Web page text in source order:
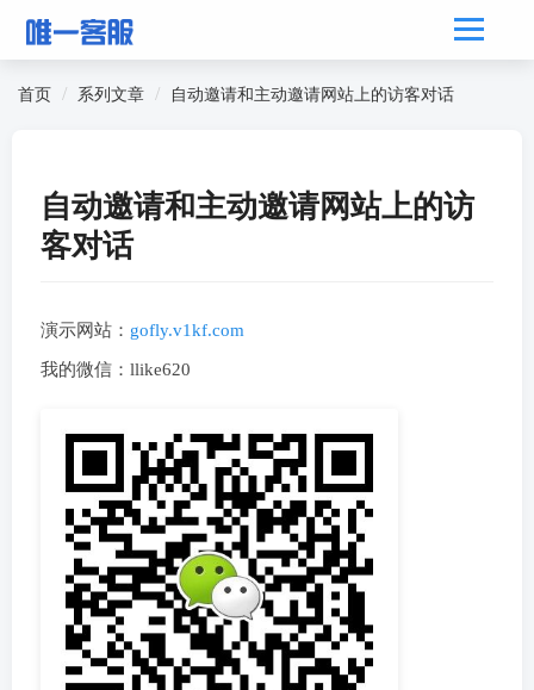
首页 系列文章 自动邀请和主动邀请网站上的访客对话
自动邀请和主动邀请网站上的访
客对话
演示网站： gofly.v1kf.com
我的微信：llike620